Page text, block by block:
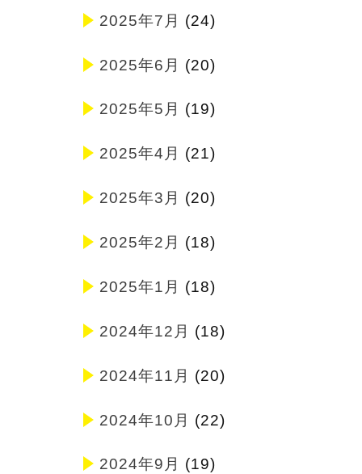
2025年7月 (24)
2025年6月 (20)
2025年5月 (19)
2025年4月 (21)
2025年3月 (20)
2025年2月 (18)
2025年1月 (18)
2024年12月 (18)
2024年11月 (20)
2024年10月 (22)
2024年9月 (19)